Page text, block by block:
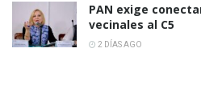
PAN exige
vecinales al C5
2 DÍAS AGO